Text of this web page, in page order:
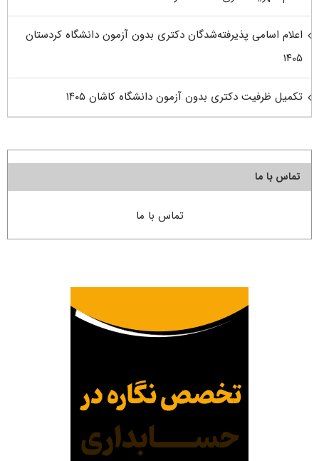
اعلام اسامی پذیرفته‌شدگان دکتری بدون آزمون دانشگاه کردستان
۱۴۰۵
تکمیل ظرفیت دکتری بدون آزمون دانشگاه کاشان ۱۴۰۵
تماس با ما
تماس با ما